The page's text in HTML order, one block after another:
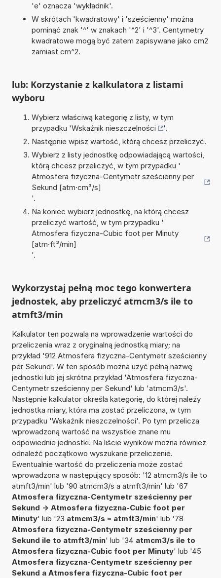
'e' oznacza 'wykładnik'.
W skrótach 'kwadratowy' i 'sześcienny' można
pominąć znak '^' w znakach '^2' i '^3'. Centymetry
kwadratowe mogą być zatem zapisywane jako cm2
zamiast cm^2.
lub: Korzystanie z kalkulatora z listami
wyboru
Wybierz właściwą kategorię z listy, w tym
przypadku 'Wskaźnik nieszczelności
'.
Następnie wpisz wartość, którą chcesz przeliczyć.
Wybierz z listy jednostkę odpowiadającą wartości,
którą chcesz przeliczyć, w tym przypadku '
Atmosfera fizyczna-Centymetr sześcienny per
Sekund [atm·cm³/s]
'.
Na koniec wybierz jednostkę, na którą chcesz
przeliczyć wartość, w tym przypadku '
Atmosfera fizyczna-Cubic foot per Minuty
[atm·ft³/min]
'.
Wykorzystaj pełną moc tego konwertera
jednostek, aby przeliczyć atmcm3/s ile to
atmft3/min
Kalkulator ten pozwala na wprowadzenie wartości do
przeliczenia wraz z oryginalną jednostką miary; na
przykład '912 Atmosfera fizyczna-Centymetr sześcienny
per Sekund'. W ten sposób można użyć pełną nazwę
jednostki lub jej skrótna przykład 'Atmosfera fizyczna-
Centymetr sześcienny per Sekund' lub 'atmcm3/s'.
Następnie kalkulator określa kategorię, do której należy
jednostka miary, która ma zostać przeliczona, w tym
przypadku 'Wskaźnik nieszczelności'. Po tym przelicza
wprowadzoną wartość na wszystkie znane mu
odpowiednie jednostki. Na liście wyników można również
odnaleźć początkowo wyszukane przeliczenie.
Ewentualnie wartość do przeliczenia może zostać
wprowadzona w następujący sposób: '12 atmcm3/s ile to
atmft3/min' lub '90 atmcm3/s a atmft3/min' lub '67
Atmosfera fizyczna-Centymetr sześcienny per
Sekund -> Atmosfera fizyczna-Cubic foot per
Minuty' lub '23 atmcm3/s = atmft3/min' lub '78
Atmosfera fizyczna-Centymetr sześcienny per
Sekund ile to atmft3/min' lub '34 atmcm3/s ile to
Atmosfera fizyczna-Cubic foot per Minuty' lub '45
Atmosfera fizyczna-Centymetr sześcienny per
Sekund a Atmosfera fizyczna-Cubic foot per